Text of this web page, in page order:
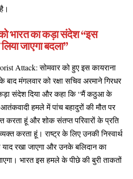
भारत का कड़ा संदेश “इस
जाएगा बदला”
Attack: सोमवार को हुए इस कायराना
मंगलवार को रक्षा सचिव अरमाने गिरधर
संदेश दिया और कहा कि “मैं कठुआ के
हमले में पांच बहादुरों की मौत पर
करता हूं और शोक संतप्त परिवारों के प्रति
करता हूं। राष्ट्र के लिए उनकी निस्वार्थ
याद रखा जाएगा और उनके बलिदान का
भारत इस हमले के पीछे की बुरी ताकतों